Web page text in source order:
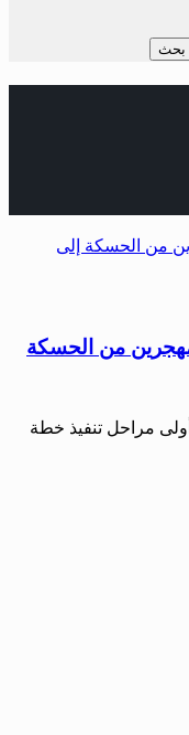
المهجرين من الحسكة
مراحل تنفيذ خطة